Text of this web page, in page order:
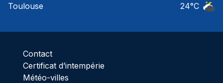
Toulouse
24°C
Contact
Certificat d’intempérie
Météo-villes